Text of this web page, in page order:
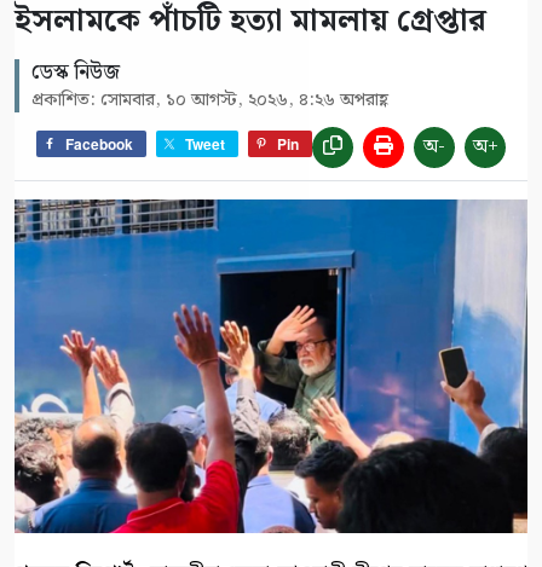
ইসলামকে পাঁচটি হত্যা মামলায় গ্রেপ্তার
ডেস্ক নিউজ
প্রকাশিত: সোমবার, ১০ আগস্ট, ২০২৬, ৪:২৬ অপরাহ্ণ
Facebook Tweet Pin অ- অ+